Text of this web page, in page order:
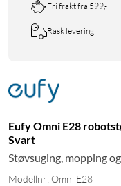
Fri frakt fra 599,-
Rask levering
Eufy Omni E28
Svart
Støvsuging, mopping
Modellnr: Omni E28